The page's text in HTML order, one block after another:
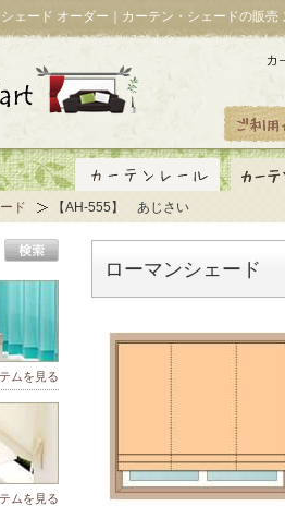
ェード オーダー｜カーテン・シェードの販売
ド 【AH-555】 あじさい
ローマンシェード
ムを見る
ムを見る